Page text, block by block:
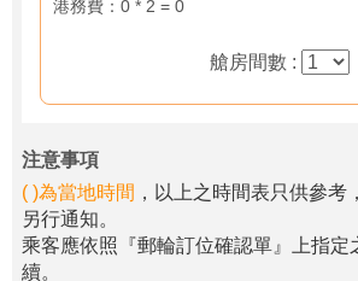
港務費：0 * 2 = 0
艙房間數 :
注意事項
( )為當地時間 ，以上之時間表只供參考
另行通知。
乘客應依照『郵輪訂位確認單』上指定
續。